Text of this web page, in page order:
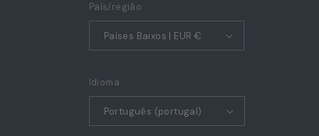
País/região
Países Baixos | EUR €
Idioma
Português (portugal)